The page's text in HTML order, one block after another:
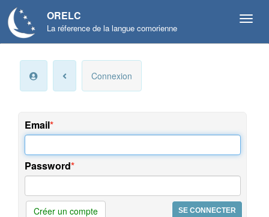
ORELC
La réference de la langue comorienne
compte
préférences
Connexion
Email
Password
Créer un compte